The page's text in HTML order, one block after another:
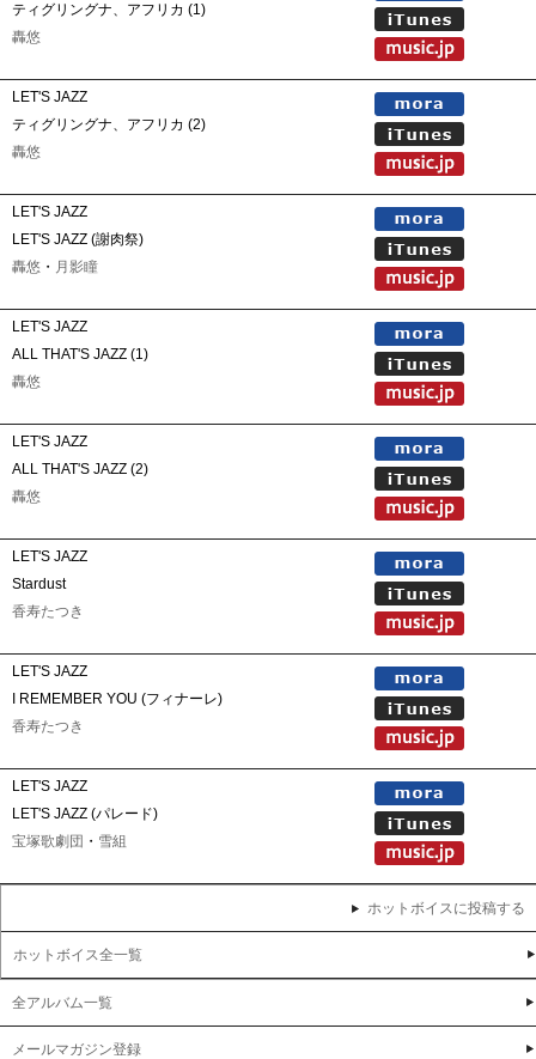
ティグリングナ、アフリカ (1)
轟悠
LET'S JAZZ
ティグリングナ、アフリカ (2)
轟悠
LET'S JAZZ
LET'S JAZZ (謝肉祭)
轟悠 ・ 月影瞳
LET'S JAZZ
ALL THAT'S JAZZ (1)
轟悠
LET'S JAZZ
ALL THAT'S JAZZ (2)
轟悠
LET'S JAZZ
Stardust
香寿たつき
LET'S JAZZ
I REMEMBER YOU (フィナーレ)
香寿たつき
LET'S JAZZ
LET'S JAZZ (パレード)
宝塚歌劇団 ・ 雪組
ホットボイスに投稿する
ホットボイス全一覧
全アルバム一覧
メールマガジン登録